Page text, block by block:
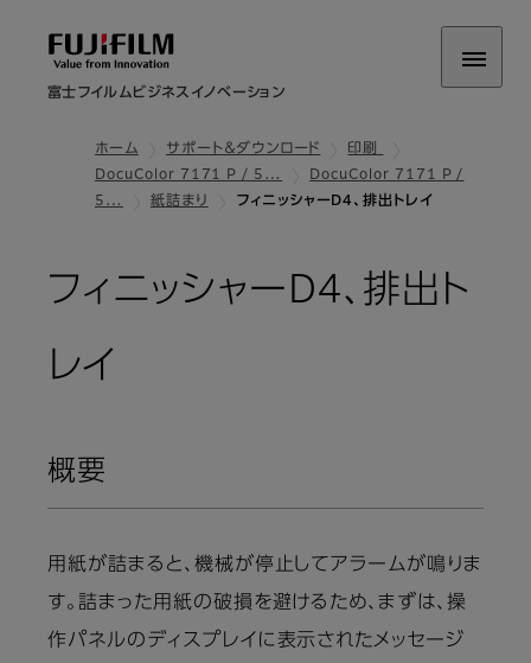
富士フイルムビジネスイノベーション
ホーム サポート＆ダウンロード
印刷
DocuColor 7171 P / 5…
DocuColor 7171 P /
5…
紙詰まり フィニッシャーD4、排出トレイ
フィニッシャーD4、排出ト
レイ
概要
用紙が詰まると、機械が停止してアラームが鳴りま
す。詰まった用紙の破損を避けるため、まずは、操
作パネルのディスプレイに表示されたメッセージ